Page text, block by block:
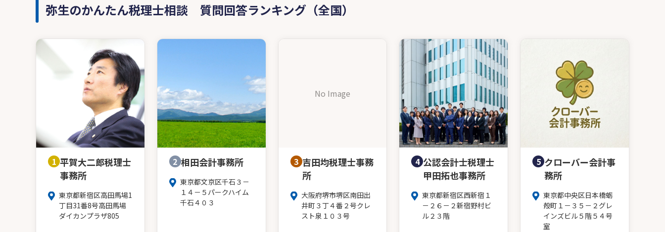
弥生のかんたん税理士相談 質問回答ランキング（全国）
1 平賀大二郎税理士
事務所
東京都新宿区高田馬場1
丁目31番8号高田馬場
ダイカンプラザ805
2 相田会計事務所
東京都文京区千石３－
１４－５パークハイム
千石４０３
No Image
3 吉田均税理士事務
所
大阪府堺市堺区南田出
井町３丁４番２号クレ
スト泉１０３号
4 公認会計士税理士
甲田拓也事務所
東京都新宿区西新宿１
－２６－２新宿野村ビ
ル２３階
5 クローバー会計事
務所
東京都中央区日本橋蛎
殻町１－３５－２グレ
インズビル５階５４号
室